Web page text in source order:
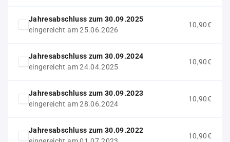
Jahresabschluss zum 30.09.2025
eingereicht am 25.06.2026
10,90€
Jahresabschluss zum 30.09.2024
eingereicht am 24.04.2025
10,90€
Jahresabschluss zum 30.09.2023
eingereicht am 28.06.2024
10,90€
Jahresabschluss zum 30.09.2022
10,90€